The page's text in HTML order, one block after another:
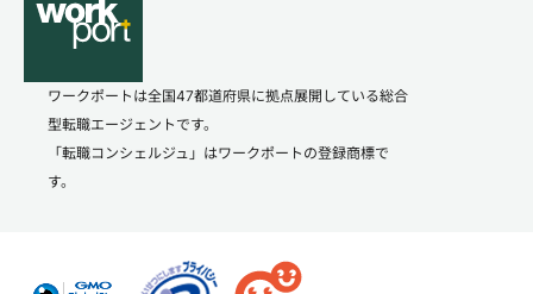
ワークポートは全国47都道府県に拠点展開している総合
型転職エージェントです。
「転職コンシェルジュ」はワークポートの登録商標で
す。